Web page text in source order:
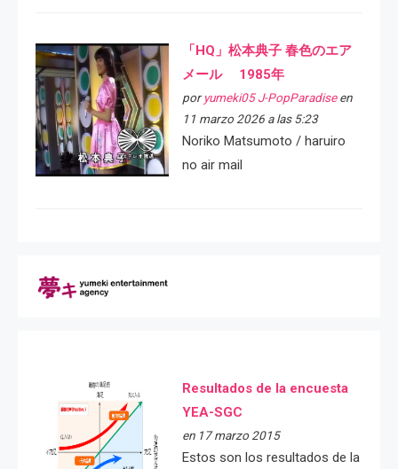
「HQ」松本典子 春色のエア
メール 1985年
por yumeki05 J-PopParadiseen
11 marzo 2026 a las 5:23
Noriko Matsumoto / haruiro
no air mail
Resultados de la encuesta
YEA-SGC
en 17 marzo 2015
Estos son los resultados de la